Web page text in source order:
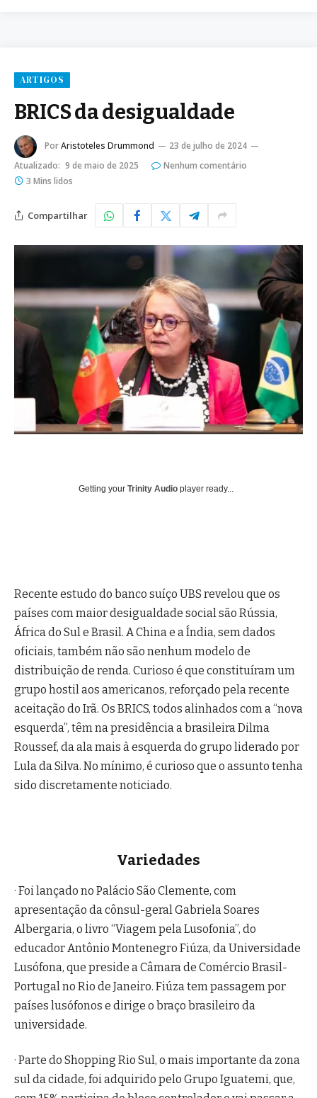
ARTIGOS
BRICS da desigualdade
PorAristoteles Drummond
23 de julho de 2024
Atualizado: 9 de maio de 2025
Nenhum comentário
3 Mins lidos
Compartilhar
Getting your Trinity Audio player ready...
Recente estudo do banco suíço UBS revelou que os
países com maior desigualdade social são Rússia,
África do Sul e Brasil. A China e a Índia, sem dados
oficiais, também não são nenhum modelo de
distribuição de renda. Curioso é que constituíram um
grupo hostil aos americanos, reforçado pela recente
aceitação do Irã. Os BRICS, todos alinhados com a “nova
esquerda”, têm na presidência a brasileira Dilma
Roussef, da ala mais à esquerda do grupo liderado por
Lula da Silva. No mínimo, é curioso que o assunto tenha
sido discretamente noticiado.
Variedades
· Foi lançado no Palácio São Clemente, com
apresentação da cônsul-geral Gabriela Soares
Albergaria, o livro “Viagem pela Lusofonia”, do
educador Antônio Montenegro Fiúza, da Universidade
Lusófona, que preside a Câmara de Comércio Brasil-
Portugal no Rio de Janeiro. Fiúza tem passagem por
países lusófonos e dirige o braço brasileiro da
universidade.
· Parte do Shopping Rio Sul, o mais importante da zona
sul da cidade, foi adquirido pelo Grupo Iguatemi, que,